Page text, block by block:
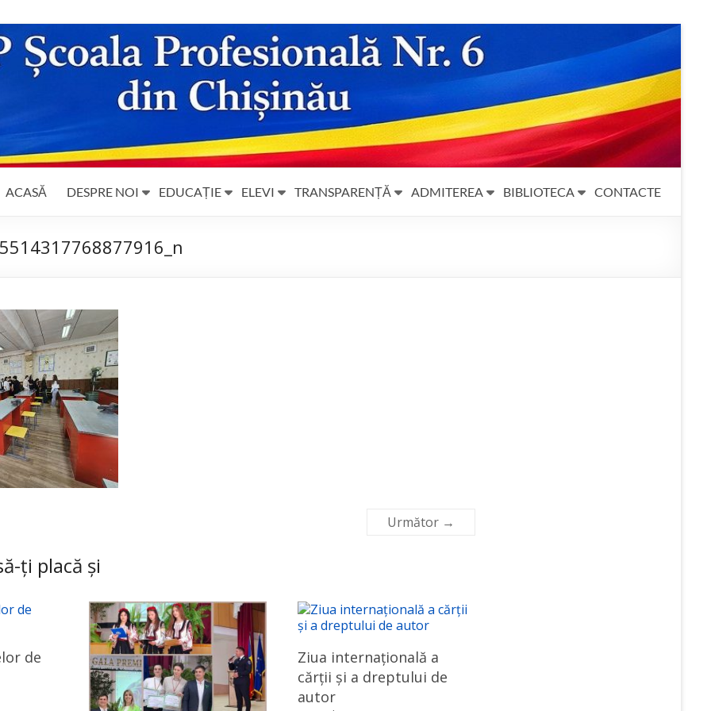
ACASĂ DESPRE NOI EDUCAȚIE ELEVI TRANSPARENȚĂ ADMITEREA BIBLIOTECA CONTACTE
Următor →
ți placă și
de
Ziua internațională a
cărții și a dreptului de
autor